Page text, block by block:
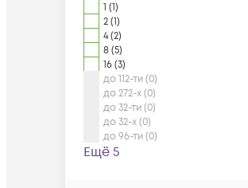
1 (1)
2 (1)
4 (2)
8 (5)
16 (3)
до 112-ти (0)
до 272-х (0)
до 32-ти (0)
до 32-х (0)
до 96-ти (0)
Ещё 5